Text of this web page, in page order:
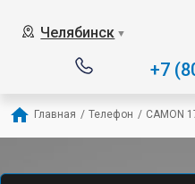
Челябинск ▼
+7
Главная / Телефон / CAMON